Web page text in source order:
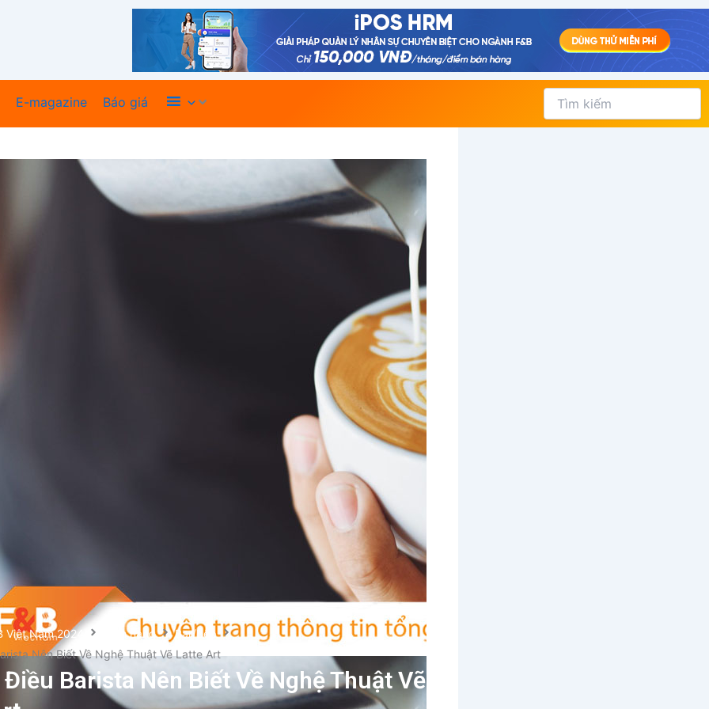
E-magazine Báo giá Xem thêm
Tìm
kiếm
Việt Nam 2024 Cẩm nang
Bar/bếp
Nên Biết Về Nghệ Thuật Vẽ Latte Art
Barista Nên Biết Về Nghệ Thuật Vẽ